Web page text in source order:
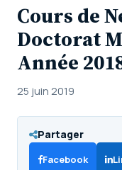
Cours de
Doctorat
Année
25 juin 2019
Partager
Facebook